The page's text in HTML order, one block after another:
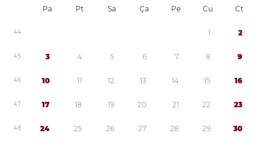
Pa Pt Sa Ça Pe Cu Ct
44 1 2
45 3 4 5 6 7 8 9
46 10 11 12 13 14 15 16
47 17 18 19 20 21 22 23
48 24 25 26 27 28 29 30